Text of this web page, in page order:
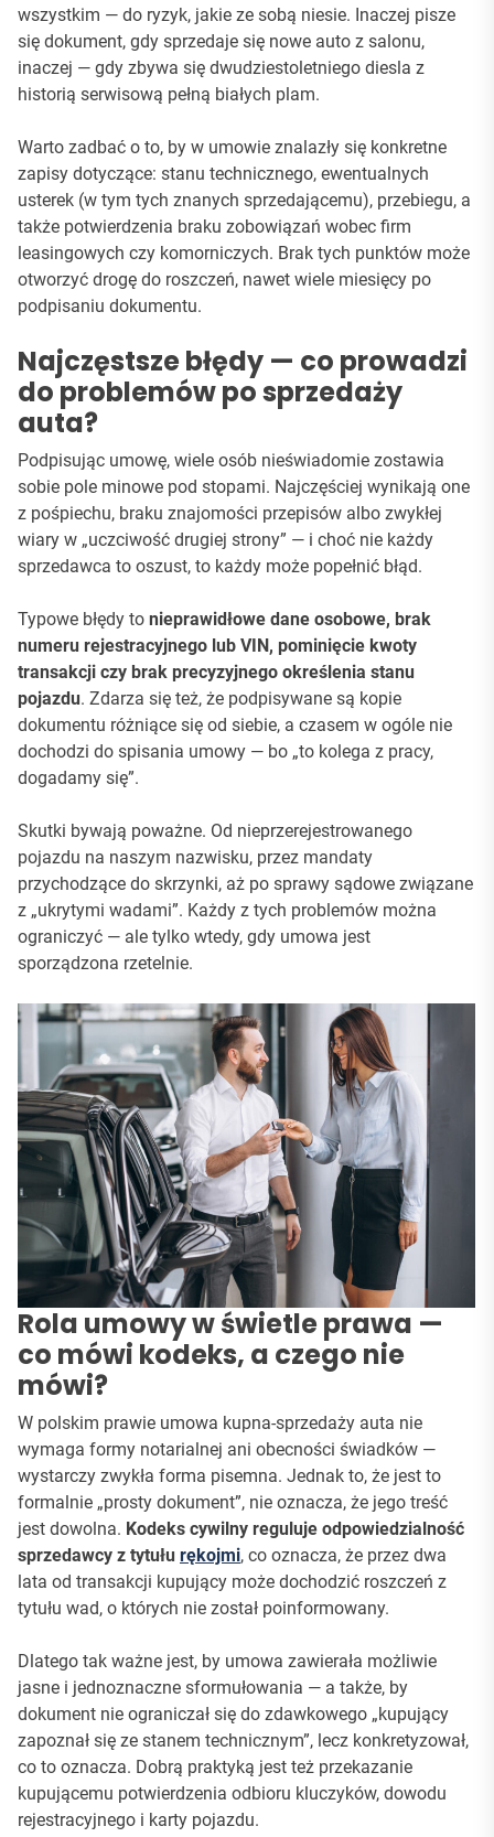
wszystkim — do ryzyk, jakie ze sobą niesie. Inaczej pisze
się dokument, gdy sprzedaje się nowe auto z salonu,
inaczej — gdy zbywa się dwudziestoletniego diesla z
historią serwisową pełną białych plam.
Warto zadbać o to, by w umowie znalazły się konkretne
zapisy dotyczące: stanu technicznego, ewentualnych
usterek (w tym tych znanych sprzedającemu), przebiegu, a
także potwierdzenia braku zobowiązań wobec firm
leasingowych czy komorniczych. Brak tych punktów może
otworzyć drogę do roszczeń, nawet wiele miesięcy po
podpisaniu dokumentu.
Najczęstsze błędy — co prowadzi
do problemów po sprzedaży
auta?
Podpisując umowę, wiele osób nieświadomie zostawia
sobie pole minowe pod stopami. Najczęściej wynikają one
z pośpiechu, braku znajomości przepisów albo zwykłej
wiary w „uczciwość drugiej strony” — i choć nie każdy
sprzedawca to oszust, to każdy może popełnić błąd.
Typowe błędy to nieprawidłowe dane osobowe, brak
numeru rejestracyjnego lub VIN, pominięcie kwoty
transakcji czy brak precyzyjnego określenia stanu
pojazdu. Zdarza się też, że podpisywane są kopie
dokumentu różniące się od siebie, a czasem w ogóle nie
dochodzi do spisania umowy — bo „to kolega z pracy,
dogadamy się”.
Skutki bywają poważne. Od nieprzerejestrowanego
pojazdu na naszym nazwisku, przez mandaty
przychodzące do skrzynki, aż po sprawy sądowe związane
z „ukrytymi wadami”. Każdy z tych problemów można
ograniczyć — ale tylko wtedy, gdy umowa jest
sporządzona rzetelnie.
Rola umowy w świetle prawa —
co mówi kodeks, a czego nie
mówi?
W polskim prawie umowa kupna-sprzedaży auta nie
wymaga formy notarialnej ani obecności świadków —
wystarczy zwykła forma pisemna. Jednak to, że jest to
formalnie „prosty dokument”, nie oznacza, że jego treść
jest dowolna. Kodeks cywilny reguluje odpowiedzialność
sprzedawcy z tytułu rękojmi, co oznacza, że przez dwa
lata od transakcji kupujący może dochodzić roszczeń z
tytułu wad, o których nie został poinformowany.
Dlatego tak ważne jest, by umowa zawierała możliwie
jasne i jednoznaczne sformułowania — a także, by
dokument nie ograniczał się do zdawkowego „kupujący
zapoznał się ze stanem technicznym”, lecz konkretyzował,
co to oznacza. Dobrą praktyką jest też przekazanie
kupującemu potwierdzenia odbioru kluczyków, dowodu
rejestracyjnego i karty pojazdu.